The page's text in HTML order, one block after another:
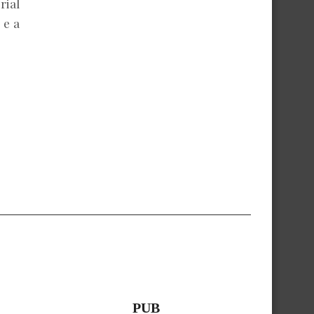
a
PUB